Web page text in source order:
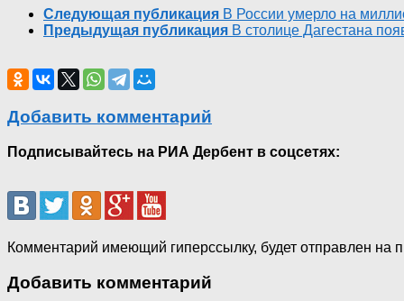
Следующая публикация В России умерло на
Предыдущая публикация В столице Дагестана
Добавить комментарий
Подписывайтесь на РИА Дербент в соцсетях:
Комментарий имеющий гиперссылку, будет отправлен на
Добавить комментарий